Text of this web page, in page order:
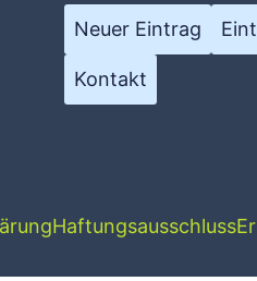
Neuer Eintrag
Kontakt
Haftungsausschluss